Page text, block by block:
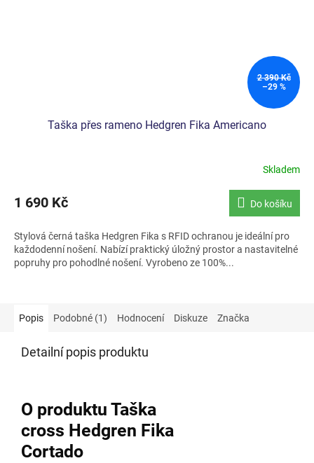
2 390 Kč
–29 %
Taška přes rameno Hedgren Fika Americano
Skladem
1 690 Kč Do košíku
Stylová černá taška Hedgren Fika s RFID ochranou je ideální pro
každodenní nošení. Nabízí praktický úložný prostor a nastavitelné
popruhy pro pohodlné nošení. Vyrobeno ze 100%...
Popis Podobné (1) Hodnocení Diskuze Značka
Detailní popis produktu
O produktu Taška
cross Hedgren Fika
Cortado